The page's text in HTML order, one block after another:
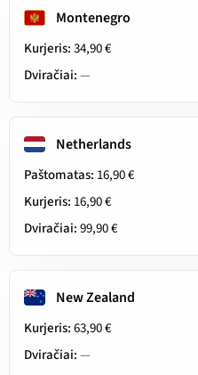
Montenegro
Kurjeris:34,90 €
Dviračiai:—
Netherlands
Paštomatas: 16,90 €
Kurjeris: 16,90 €
Dviračiai:99,90 €
New Zealand
Kurjeris:63,90 €
Dviračiai:—